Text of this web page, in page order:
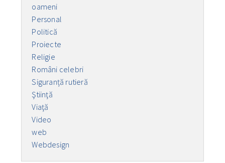
oameni
Personal
Politică
Proiecte
Religie
Români celebri
Siguranță rutieră
Ştiinţă
Viaţă
Video
web
Webdesign